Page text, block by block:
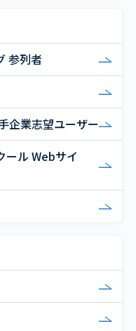
参列者
企業志望ユーザー
ール Webサイ